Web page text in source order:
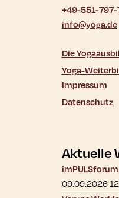
+49-551-
info@yoga.de
Die
Yoga-
Impressum
Datenschutz
Aktuelle
09.09.2026